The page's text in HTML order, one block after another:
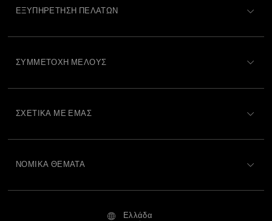
Διακοσμητικά και στολίδια από μελόψωμο
Διακοσμητικά και στολίδια χιονάνθρωποι
ΕΞΥΠΗΡΈΤΗΣΗ ΠΕΛΑΤΏΝ
Επιστροφές και Αλλαγές
Κατάσταση επισκευής
ΣΥΜΜΕΤΟΧΉ ΜΈΛΟΥΣ
ΣΧΕΤΙΚΆ ΜΕ ΕΜΆΣ
ΝΟΜΙΚΆ ΘΈΜΑΤΑ
Ελλάδα